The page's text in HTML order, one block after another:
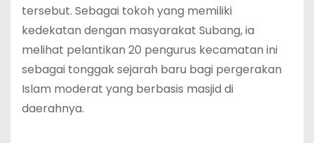
tersebut. Sebagai tokoh yang memiliki
kedekatan dengan masyarakat Subang, ia
melihat pelantikan 20 pengurus kecamatan ini
sebagai tonggak sejarah baru bagi pergerakan
Islam moderat yang berbasis masjid di
daerahnya.